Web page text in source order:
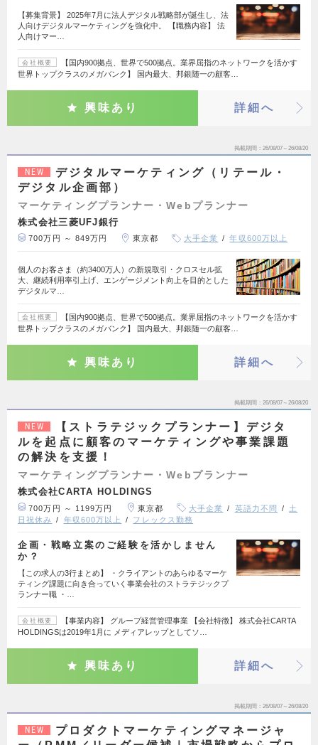
【募集背景】 2025年7月に法人デジタル戦略部が誕生し、法
人向けデジタルマーケティングを強化中。 【職務内容】 法
人向けマー…
会社概要
【国内900拠点、世界で500拠点。業界屈指のネットワークを活かす
世界トップクラスのメガバンク】 国内最大、邦銀随一の顧客…
興味あり 詳細へ
掲載期間 26/08/07～26/08/20
NEW
デジタルマーケティング（リテール・
デジタル企画部）
マーケティングプランナー・Webプランナー
株式会社三菱UFJ銀行
700万円 ～ 849万円 東京都 大手企業 年収600万以上
個人のお客さま（約3400万人）の新規取引・クロスセル拡
大、継続利用率引上げ、エンゲージメント向上を目的とした
デジタルマ…
会社概要
【国内900拠点、世界で500拠点。業界屈指のネットワークを活かす
世界トップクラスのメガバンク】 国内最大、邦銀随一の顧客…
興味あり 詳細へ
掲載期間 26/08/07～26/08/20
NEW
【ストラテジックプランナー】デジタ
ルを起点に顧客のマーケティングや事業課題
の解決を支援！
マーケティングプランナー・Webプランナー
株式会社CARTA HOLDINGS
700万円 ～ 1199万円 東京都 大手企業 英語力不問
土
日祝休み
年収600万以上 フレックス勤務
企画・戦略立案のご経験を活かしません
か？
【この求人の3行まとめ】 ・クライアントのあらゆるマーケ
ティング課題に向き合っていく事業会社のストラテジックプ
ランナー職 ・…
会社概要
【事業内容】 グループ経営管理事業 【会社特徴】 株式会社CARTA
HOLDINGSは2019年1月に メディアレップとしてソ…
興味あり 詳細へ
掲載期間 26/08/07～26/08/20
NEW
プロダクトマーケティングマネージャ